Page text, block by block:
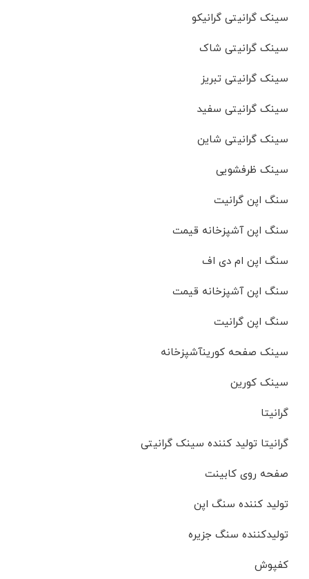
سینک گرانیتی گرانیکو
سینک گرانیتی شاک
سینک گرانیتی تبریز
سینک گرانیتی سفید
سینک گرانیتی شاین
سینک ظرفشویی
سنگ اپن گرانیت
سنگ اپن آشپزخانه قیمت
سنگ اپن ام دی اف
سنگ اپن آشپزخانه قیمت
سنگ اپن گرانیت
سینک صفحه کورینآشپزخانه
سینک کورین
گرانیتا
گرانیتا تولید کننده سینک گرانیتی
صفحه روی کابینت
تولید کننده سنگ اپن
تولیدکننده سنگ جزیره
کفپوش